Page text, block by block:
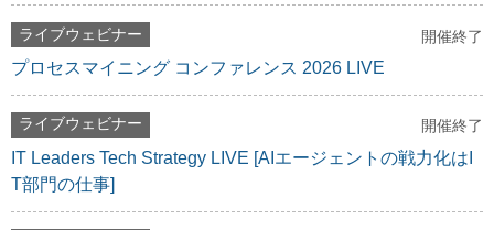
ライブウェビナー 開催終了
プロセスマイニング コンファレンス 2026 LIVE
ライブウェビナー 開催終了
IT Leaders Tech Strategy LIVE [AIエージェントの戦力化はI
T部門の仕事]